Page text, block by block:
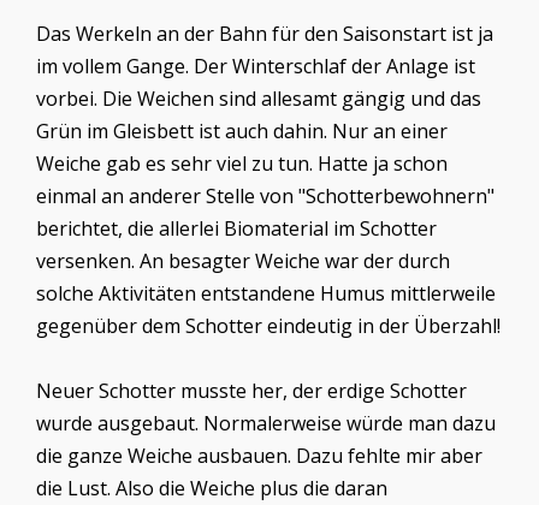
Das Werkeln an der Bahn für den Saisonstart ist ja
im vollem Gange. Der Winterschlaf der Anlage ist
vorbei. Die Weichen sind allesamt gängig und das
Grün im Gleisbett ist auch dahin. Nur an einer
Weiche gab es sehr viel zu tun. Hatte ja schon
einmal an anderer Stelle von "Schotterbewohnern"
berichtet, die allerlei Biomaterial im Schotter
versenken. An besagter Weiche war der durch
solche Aktivitäten entstandene Humus mittlerweile
gegenüber dem Schotter eindeutig in der Überzahl!
Neuer Schotter musste her, der erdige Schotter
wurde ausgebaut. Normalerweise würde man dazu
die ganze Weiche ausbauen. Dazu fehlte mir aber
die Lust. Also die Weiche plus die daran